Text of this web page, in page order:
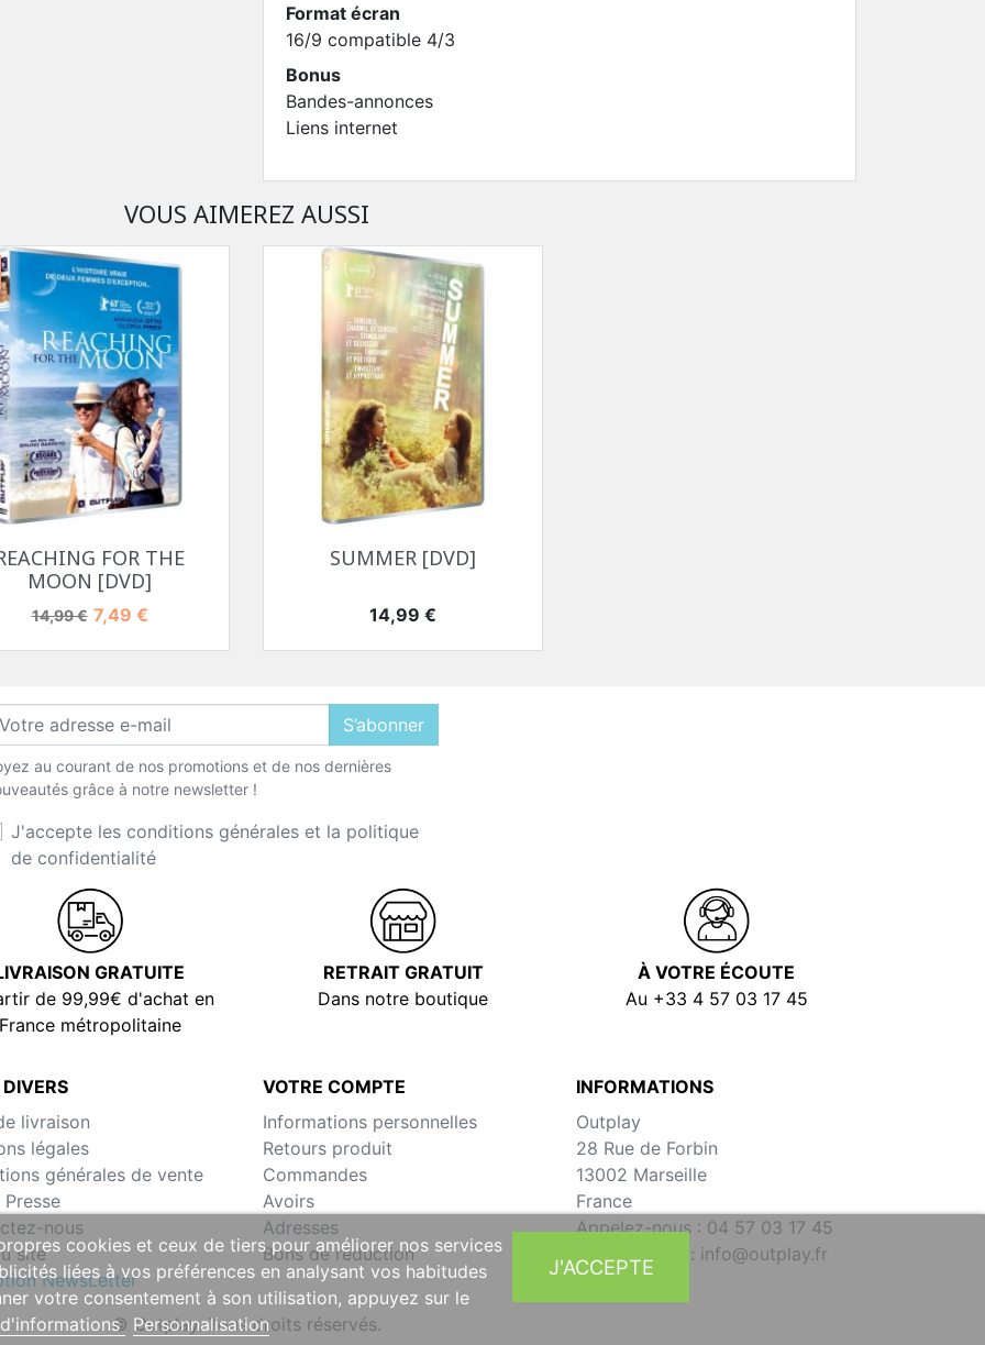
Format écran
16/9 compatible 4/3
Bonus
Bandes-annonces
Liens internet
VOUS AIMEREZ AUSSI
Aperçu rapide
FOR THE
MOON [DVD]
Prix de base
14,99 € Prix
7,49 €
Aperçu rapide
SUMMER [DVD]
Prix
14,99 €
S’abonner
au courant de nos promotions et de nos dernières
grâce à notre newsletter !
J'accepte les conditions générales et la politique
de confidentialité
GRATUITE
de 99,99€ d'achat en
métropolitaine
RETRAIT GRATUIT
Dans notre boutique
À VOTRE ÉCOUTE
Au +33 4 57 03 17 45
livraison
légales
générales de vente
nous
site
NewsLetter
VOTRE COMPTE
Informations personnelles
Retours produit
Commandes
Avoirs
Adresses
Bons de réduction
INFORMATIONS
Outplay
28 Rue de Forbin
13002 Marseille
France
Appelez-nous : 04 57 03 17 45
Écrivez-nous : info@outplay.fr
cookies et ceux de tiers pour améliorer nos services
liées à vos préférences en analysant vos habitudes
votre consentement à son utilisation, appuyez sur le
Personnalisation
J'ACCEPTE
© Outplay. Tous droits réservés.